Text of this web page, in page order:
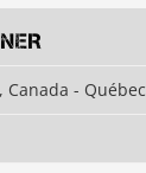
Canada - Québec